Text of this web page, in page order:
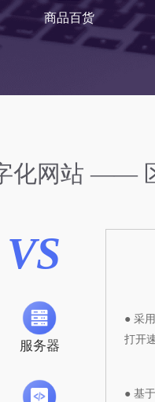
商品百货
化网站 ——
VS
服务器
● 采
打开
● 基